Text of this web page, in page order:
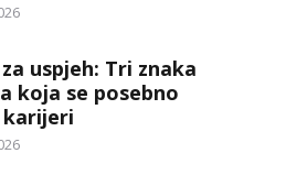
uspjeh: Tri znaka
koja se posebno